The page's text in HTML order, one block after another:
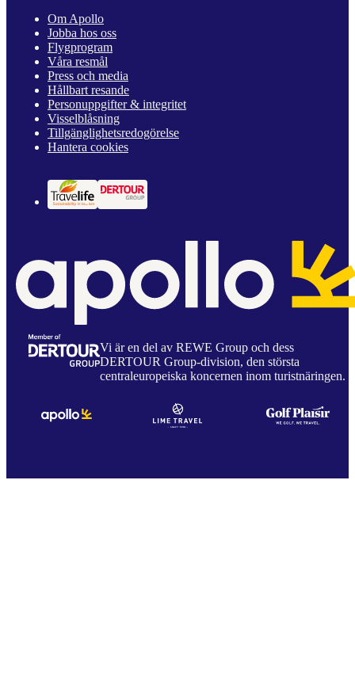
Om Apollo
Jobba hos oss
Flygprogram
Våra resmål
Press och media
Hållbart resande
Personuppgifter & integritet
Visselblåsning
Tillgänglighetsredogörelse
Hantera cookies
Vi är en del av REWE Group och dess
DERTOUR Group-division, den största
centraleuropeiska koncernen inom turistnäringen.